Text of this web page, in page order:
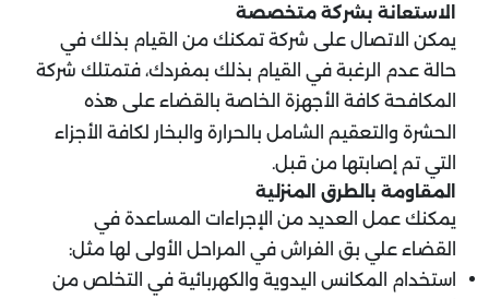
الاستعانة بشركة متخصصة
يمكن الاتصال على شركة تمكنك من القيام بذلك في
حالة عدم الرغبة في القيام بذلك بمفردك، فتمتلك شركة
المكافحة كافة الأجهزة الخاصة بالقضاء على هذه
الحشرة والتعقيم الشامل بالحرارة والبخار لكافة الأجزاء
التي تم إصابتها من قبل.
المقاومة بالطرق المنزلية
يمكنك عمل العديد من الإجراءات المساعدة في
القضاء علي بق الفراش في المراحل الأولى لها مثل:
استخدام المكانس اليدوية والكهربائية في التخلص من